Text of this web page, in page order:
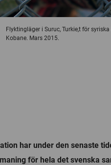
Flyktingläger i Suruc, Turkie,t för
Kobane. Mars 2015.
har under den senaste
för hela det svenska